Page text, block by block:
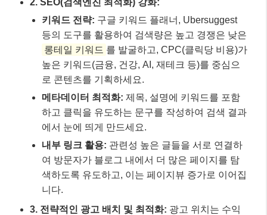
키워드 전략: 구글 키워드 플래너, Ubersuggest
등의 도구를 활용하여 검색량은 높고 경쟁은 낮은
롱테일 키워드 를 발굴하고, CPC(클릭당 비용)가
높은 키워드(금융, 건강, AI, 재테크 등)를 중심으
로 콘텐츠를 기획하세요.
메타데이터 최적화: 제목, 설명에 키워드를 포함
하고 클릭을 유도하는 문구를 작성하여 검색 결과
에서 눈에 띄게 만드세요.
내부 링크 활용: 관련성 높은 글들을 서로 연결하
여 방문자가 블로그 내에서 더 많은 페이지를 탐
색하도록 유도하고, 이는 페이지뷰 증가로 이어집
니다.
3. 전략적인 광고 배치 및 최적화: 광고 위치는 수익